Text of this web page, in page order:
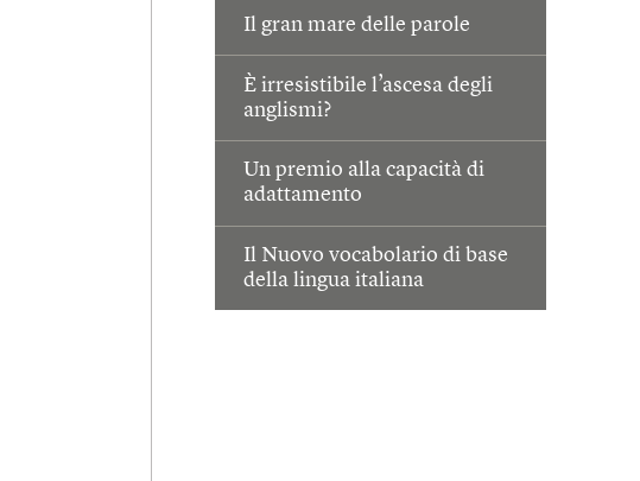
Il gran mare delle parole
È irresistibile l’ascesa degli
anglismi?
Un premio alla capacità di
adattamento
Il Nuovo vocabolario di base
della lingua italiana